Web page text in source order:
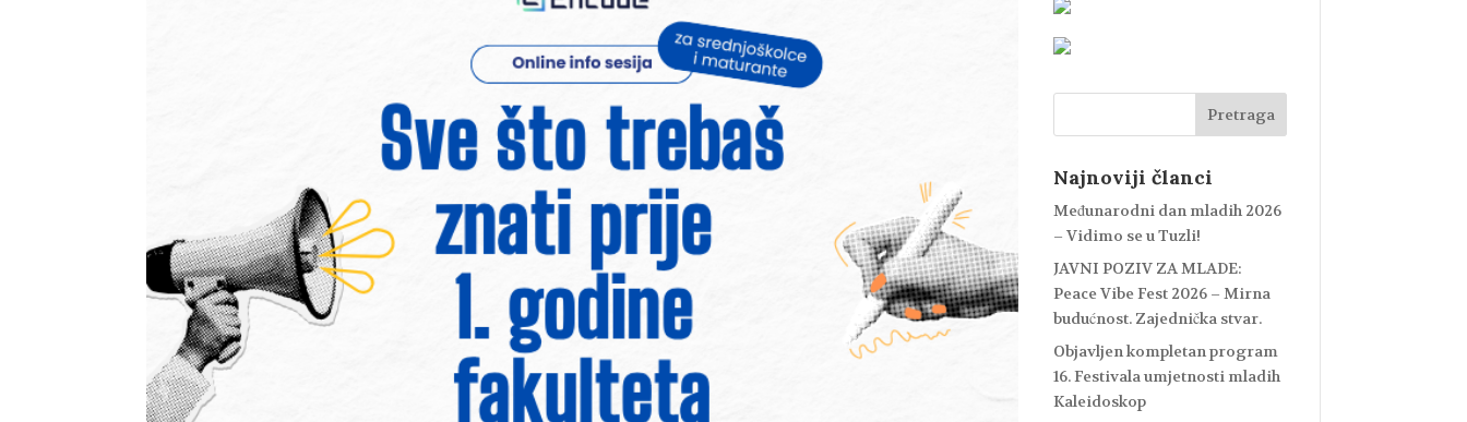
Najnoviji članci
Međunarodni dan mladih 2026
– Vidimo se u Tuzli!
JAVNI POZIV ZA MLADE:
Peace Vibe Fest 2026 – Mirna
budućnost. Zajednička stvar.
Objavljen kompletan program
16. Festivala umjetnosti mladih
Kaleidoskop